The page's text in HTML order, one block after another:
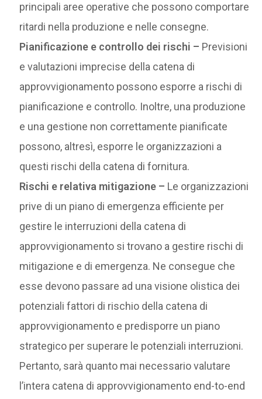
principali aree operative che possono comportare
ritardi nella produzione e nelle consegne.
Pianificazione e controllo dei rischi – Previsioni
e valutazioni imprecise della catena di
approvvigionamento possono esporre a rischi di
pianificazione e controllo. Inoltre, una produzione
e una gestione non correttamente pianificate
possono, altresì, esporre le organizzazioni a
questi rischi della catena di fornitura.
Rischi e relativa mitigazione – Le organizzazioni
prive di un piano di emergenza efficiente per
gestire le interruzioni della catena di
approvvigionamento si trovano a gestire rischi di
mitigazione e di emergenza. Ne consegue che
esse devono passare ad una visione olistica dei
potenziali fattori di rischio della catena di
approvvigionamento e predisporre un piano
strategico per superare le potenziali interruzioni.
Pertanto, sarà quanto mai necessario valutare
l’intera catena di approvvigionamento end-to-end